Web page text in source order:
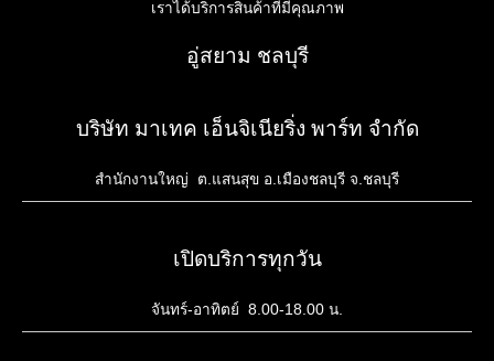
เราได้บริการสินค้าที่มีคุณภาพ
อู่สยาม ชลบุรี
บริษัท มาเทค เอ็นจิเนียริ่ง พาร์ท จำกัด
สำนักงานใหญ่ ต.แสนสุข อ.เมืองชลบุรี จ.ชลบุรี
เปิดบริการทุกวัน
จันทร์-อาทิตย์ 8.00-18.00 น.